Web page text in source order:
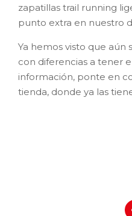
zapatillas trail running
punto extra en nuestro
Ya hemos visto que aún
con diferencias a tener
información, ponte en
tienda, donde ya las